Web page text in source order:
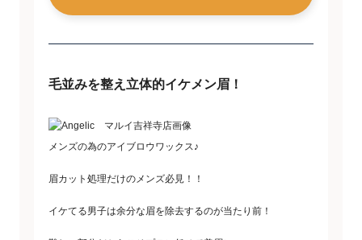
毛並みを整え立体的イケメン眉！
メンズの為のアイブロウワックス♪
眉カット処理だけのメンズ必見！！
イケてる男子は余分な眉を除去するのが当たり前！